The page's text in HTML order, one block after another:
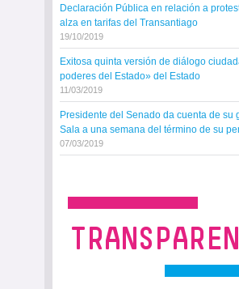
Declaración Pública en relación a
alza en tarifas del Transantiago
19/10/2019
Exitosa quinta versión de diálogo
poderes del Estado» del Estado
11/03/2019
Presidente del Senado da cuenta de su
Sala a una semana del término de su
07/03/2019